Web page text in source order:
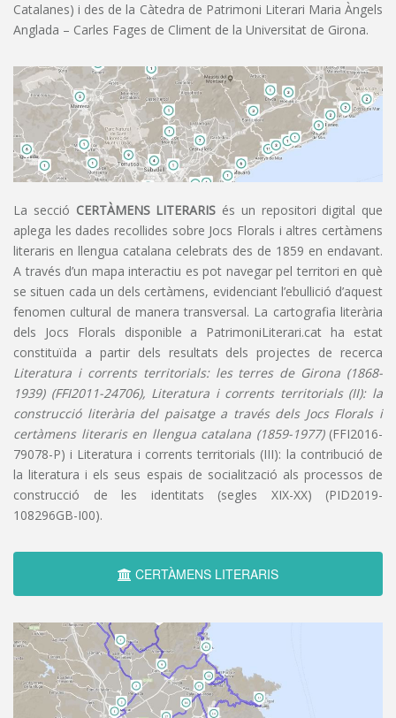
Catalanes) i des de la Càtedra de Patrimoni Literari Maria Àngels
Anglada – Carles Fages de Climent de la Universitat de Girona.
La secció CERTÀMENS LITERARIS és un repositori digital que
aplega les dades recollides sobre Jocs Florals i altres certàmens
literaris en llengua catalana celebrats des de 1859 en endavant.
A través d’un mapa interactiu es pot navegar pel territori en què
se situen cada un dels certàmens, evidenciant l’ebullició d’aquest
fenomen cultural de manera transversal. La cartografia literària
dels Jocs Florals disponible a PatrimoniLiterari.cat ha estat
constituïda a partir dels resultats dels projectes de recerca
Literatura i corrents territorials: les terres de Girona (1868-
1939) (FFI2011-24706), Literatura i corrents territorials (II): la
construcció literària del paisatge a través dels Jocs Florals i
certàmens literaris en llengua catalana (1859-1977)(FFI2016-
79078-P) i Literatura i corrents territorials (III): la contribució de
la literatura i els seus espais de socialització als processos de
construcció de les identitats (segles XIX-XX) (PID2019-
108296GB-I00).
CERTÀMENS LITERARIS